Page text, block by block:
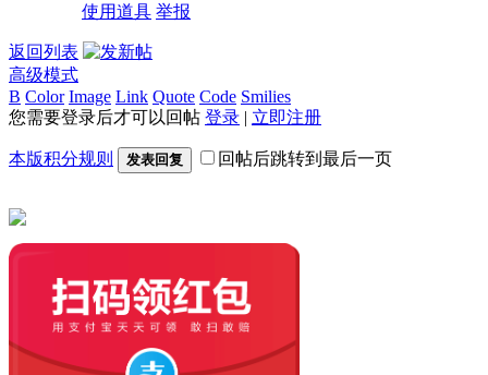
使用道具 举报
返回列表
高级模式
B Color Image Link Quote Code Smilies
您需要登录后才可以回帖 登录 | 立即注册
本版积分规则 发表回复 回帖后跳转到最后一页